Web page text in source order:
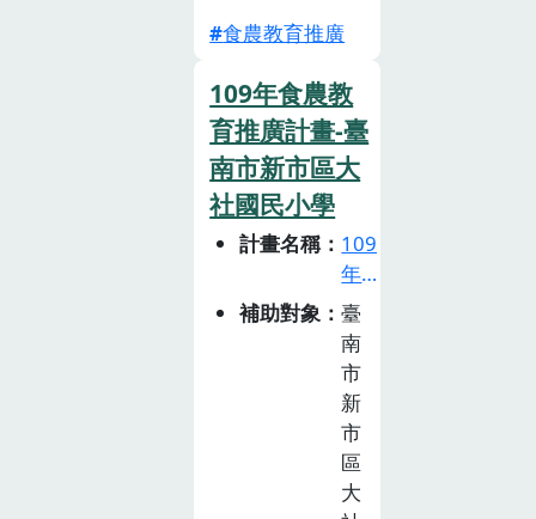
為食農教育的目
階段是孩子成長
中一個承前啟後
的關鍵階段，
本校將食農教育
學習內涵融入學
校既有的學習課
程中，結合12年
國教課綱教學
目標、海洋資源
永續議題與雙語
教學法，設計主
題性的跨領域合
及學生的學科領
食農教育推廣
109年食農教
育推廣計畫-臺
南市新市區大
社國民小學
計畫名稱
109
年
食
農
教
育
推
廣
計
畫
補助對象
臺
南
市
新
市
區
大